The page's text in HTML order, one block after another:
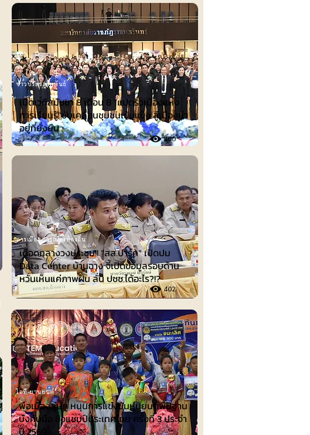
เปิดเวทีสมัชชา 8 เดือน 8 “แปดริ้วเมืองแห่ง
การเรียนรู้”ขับเคลื่อนชุมชนเข้มแข็ง สู่เมืองน่า
อยู่ที่ยั่งยืน
400
ข่าวประชาสัมพันธ์
เดือดกลางวงประชุม!! “สส.ปาร์ค” เปิดปม
Data Center บ้านฉาง จี้เปิดข้อมูลรอบด้าน
หวั่นเห็นแค่ภาพฝัน ลั่น ปชช.ได้อะไร?!?
402
การเมือง-การเมืองท้องถิ่น
ไอที-ยานยนต์
พ่อเมืองลุ่มภู หนุนการแข่งขันหุ่นยนต์พื้นฐาน
บังคับมือ ชิงแชมป์ประเทศไทย ครั้งที่ 3 ประจำ
ปี 2569